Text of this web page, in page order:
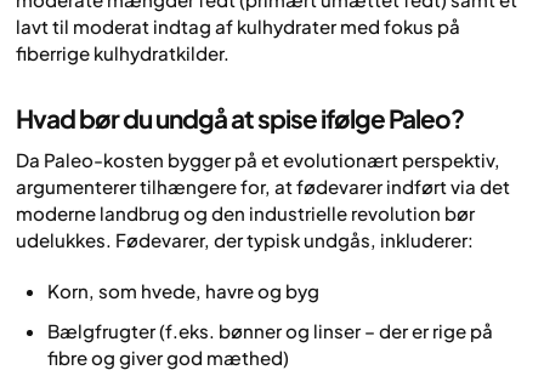
lavt til moderat indtag af kulhydrater med fokus på
fiberrige kulhydratkilder.
Hvad bør du undgå at spise ifølge Paleo?
Da Paleo-kosten bygger på et evolutionært perspektiv,
argumenterer tilhængere for, at fødevarer indført via det
moderne landbrug og den industrielle revolution bør
udelukkes. Fødevarer, der typisk undgås, inkluderer:
Korn, som hvede, havre og byg
Bælgfrugter (f.eks. bønner og linser – der er rige på
fibre og giver god mæthed)